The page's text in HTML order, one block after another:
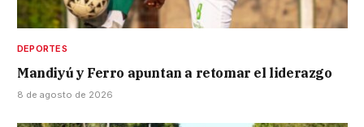
DEPORTES
Mandiyú y Ferro apuntan a retomar el liderazgo
8 de agosto de 2026